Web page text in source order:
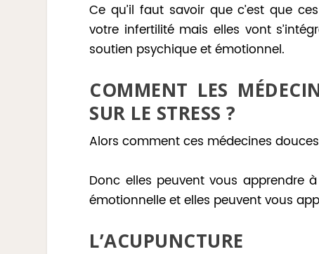
Ce qu’il faut savoir que c’est que
votre infertilité mais elles vont
soutien psychique et émotionnel.
COMMENT LES
SUR LE STRESS ?
Alors comment ces médecines
Donc elles peuvent vous apprendre
émotionnelle et elles peuvent vous
L’ACUPUNCTURE